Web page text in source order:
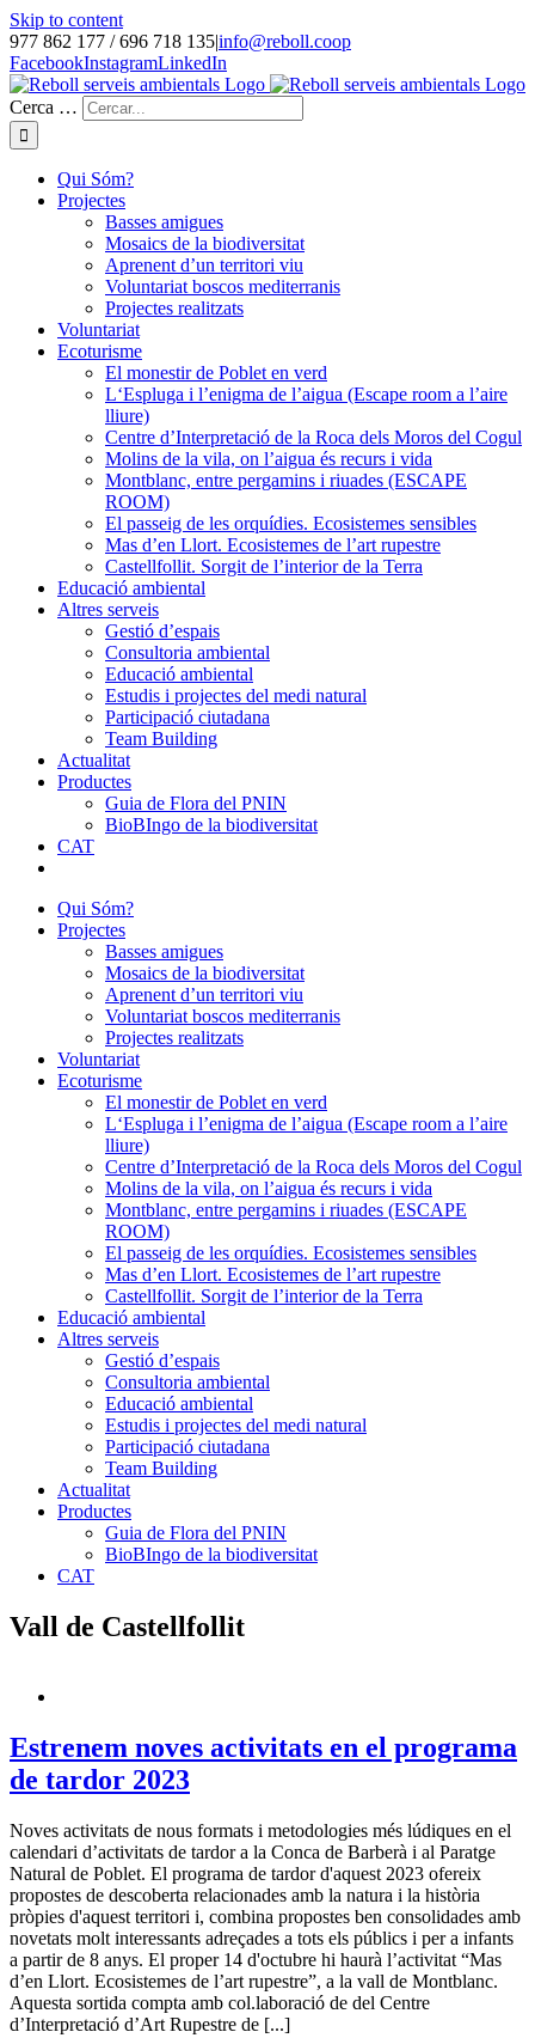
Skip to content
977 862 177 / 696 718 135|info@reboll.coop
FacebookInstagramLinkedIn
Cerca …
Qui Sóm?
Projectes
Basses amigues
Mosaics de la biodiversitat
Aprenent d’un territori viu
Voluntariat boscos mediterranis
Projectes realitzats
Voluntariat
Ecoturisme
El monestir de Poblet en verd
L‘Espluga i l’enigma de l’aigua (Escape room a l’aire
lliure)
Centre d’Interpretació de la Roca dels Moros del Cogul
Molins de la vila, on l’aigua és recurs i vida
Montblanc, entre pergamins i riuades (ESCAPE
ROOM)
El passeig de les orquídies. Ecosistemes sensibles
Mas d’en Llort. Ecosistemes de l’art rupestre
Castellfollit. Sorgit de l’interior de la Terra
Educació ambiental
Altres serveis
Gestió d’espais
Consultoria ambiental
Educació ambiental
Estudis i projectes del medi natural
Participació ciutadana
Team Building
Actualitat
Productes
Guia de Flora del PNIN
BioBIngo de la biodiversitat
CAT
Qui Sóm?
Projectes
Basses amigues
Mosaics de la biodiversitat
Aprenent d’un territori viu
Voluntariat boscos mediterranis
Projectes realitzats
Voluntariat
Ecoturisme
El monestir de Poblet en verd
L‘Espluga i l’enigma de l’aigua (Escape room a l’aire
lliure)
Centre d’Interpretació de la Roca dels Moros del Cogul
Molins de la vila, on l’aigua és recurs i vida
Montblanc, entre pergamins i riuades (ESCAPE
ROOM)
El passeig de les orquídies. Ecosistemes sensibles
Mas d’en Llort. Ecosistemes de l’art rupestre
Castellfollit. Sorgit de l’interior de la Terra
Educació ambiental
Altres serveis
Gestió d’espais
Consultoria ambiental
Educació ambiental
Estudis i projectes del medi natural
Participació ciutadana
Team Building
Actualitat
Productes
Guia de Flora del PNIN
BioBIngo de la biodiversitat
CAT
Vall de Castellfollit
Estrenem noves activitats en el programa
de tardor 2023
Noves activitats de nous formats i metodologies més lúdiques en el
calendari d’activitats de tardor a la Conca de Barberà i al Paratge
Natural de Poblet. El programa de tardor d'aquest 2023 ofereix
propostes de descoberta relacionades amb la natura i la història
pròpies d'aquest territori i, combina propostes ben consolidades amb
novetats molt interessants adreçades a tots els públics i per a infants
a partir de 8 anys. El proper 14 d'octubre hi haurà l’activitat “Mas
d’en Llort. Ecosistemes de l’art rupestre”, a la vall de Montblanc.
Aquesta sortida compta amb col.laboració de del Centre
d’Interpretació d’Art Rupestre de [...]